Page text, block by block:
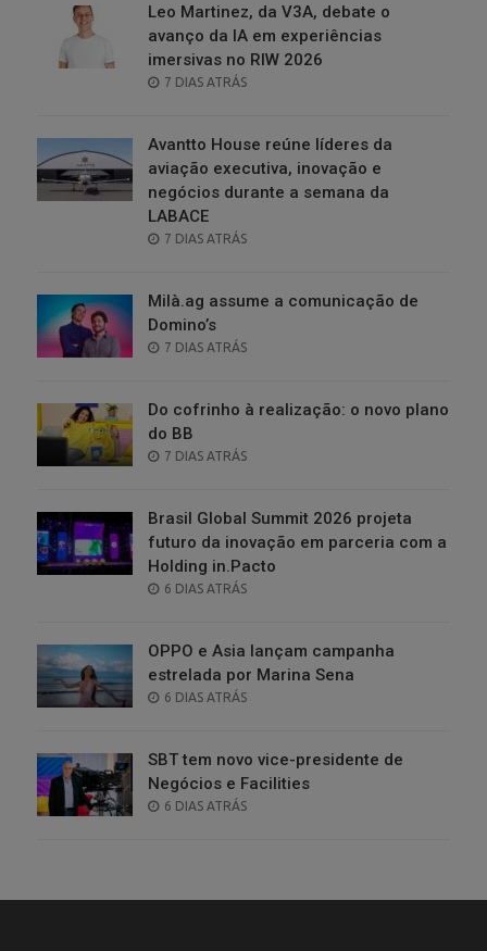
Leo Martinez, da V3A, debate o
avanço da IA em experiências
imersivas no RIW 2026
POSTED
7 DIAS ATRÁS
Avantto House reúne líderes da
aviação executiva, inovação e
negócios durante a semana da
LABACE
POSTED
7 DIAS ATRÁS
Milà.ag assume a comunicação de
Domino’s
POSTED
7 DIAS ATRÁS
Do cofrinho à realização: o novo plano
do BB
POSTED
7 DIAS ATRÁS
Brasil Global Summit 2026 projeta
futuro da inovação em parceria com a
Holding in.Pacto
POSTED
6 DIAS ATRÁS
OPPO e Asia lançam campanha
estrelada por Marina Sena
POSTED
6 DIAS ATRÁS
SBT tem novo vice-presidente de
Negócios e Facilities
POSTED
6 DIAS ATRÁS